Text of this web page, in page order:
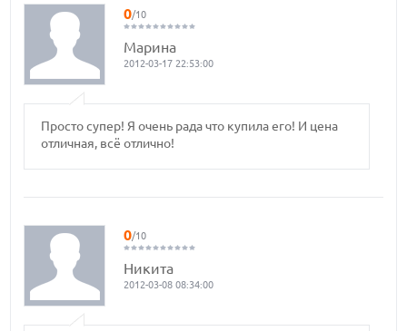
0/10
Марина
2012-03-17 22:53:00
Просто супер! Я очень рада что купила его! И цена
отличная, всё отлично!
0/10
Никита
2012-03-08 08:34:00